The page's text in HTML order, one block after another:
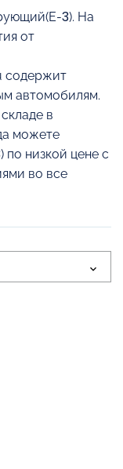
3). На
от
содержит
автомобилям.
в
можете
по низкой цене с
во все